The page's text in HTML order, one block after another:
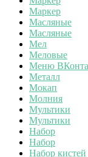
Маркер
Масляные
Масляные
Мел
Меловые
Меню
Металл
Мокап
Молния
Мультики
Мультики
Набор
Набор
Набор кистей